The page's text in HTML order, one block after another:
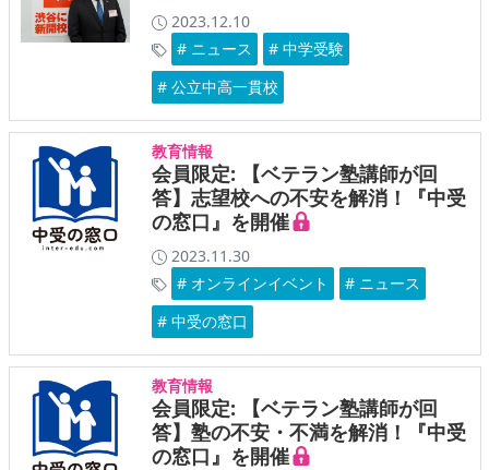
2023.12.10
# ニュース
# 中学受験
# 公立中高一貫校
教育情報
会員限定: 【ベテラン塾講師が回
答】志望校への不安を解消！『中受
の窓口』を開催
2023.11.30
# オンラインイベント
# ニュース
# 中受の窓口
教育情報
会員限定: 【ベテラン塾講師が回
答】塾の不安・不満を解消！『中受
の窓口』を開催